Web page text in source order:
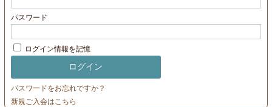
パスワード
ログイン情報を記憶
パスワードをお忘れですか？
新規ご入会はこちら